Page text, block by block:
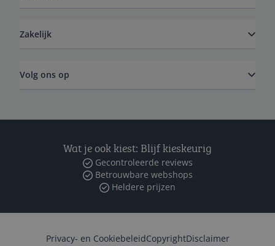
Zakelijk
Volg ons op
Wat je ook kiest: Blijf kieskeurig
Gecontroleerde reviews
Betrouwbare webshops
Heldere prijzen
Privacy- en CookiebeleidCopyrightDisclaimer